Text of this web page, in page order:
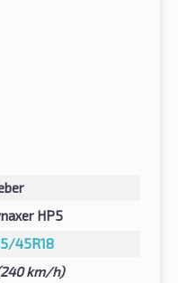
HP5
45R18
km/h)